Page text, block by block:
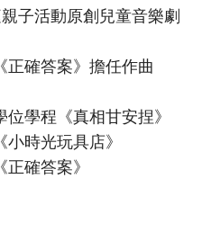
子活動原創兒童音樂劇
正確答案》擔任作曲
學程《真相甘安捏》
時光玩具店》
確答案》